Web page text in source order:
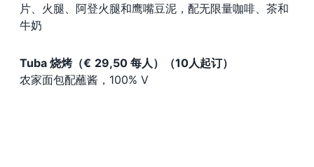
片、火腿、阿登火腿和鹰嘴豆泥，配无限量咖啡、茶和
牛奶
Tuba 烧烤（€ 29,50 每人）（10人起订）
农家面包配蘸酱，100% V